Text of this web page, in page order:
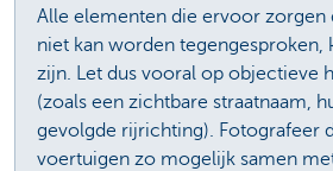
Alle elementen die ervoor zorgen
niet kan worden tegengesproken,
zijn. Let dus vooral op objectieve
(zoals een zichtbare straatnaam,
gevolgde rijrichting). Fotografeer
voertuigen zo mogelijk samen